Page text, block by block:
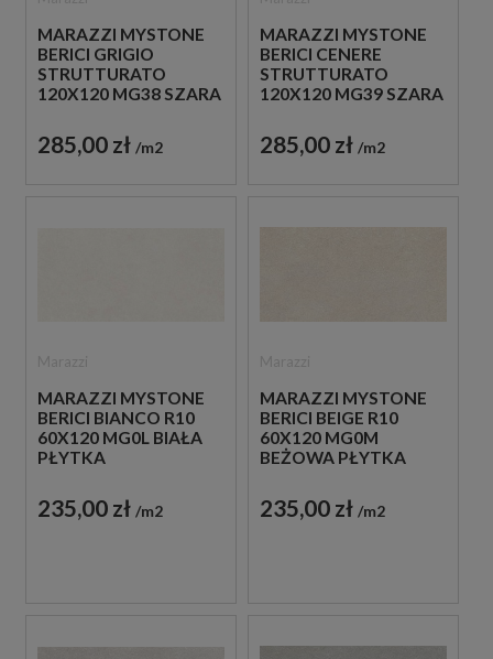
MARAZZI MYSTONE
BERICI GRIGIO
STRUTTURATO
120X120 MG38 SZARA
STRUKTURALNA
IMITUJĄCA KAMIEŃ
285,00 zł m2
MARAZZI MYSTONE
BERICI CENERE
STRUTTURATO
120X120 MG39 SZARA
STRUKTURALNA
IMITUJĄCA KAMIEŃ
285,00 zł m2
MARAZZI MYSTONE
BERICI BIANCO R10
60X120 MG0L BIAŁA
PŁYTKA
IMITUJĄCA KAMIEŃ
235,00 zł m2
MARAZZI MYSTONE
BERICI BEIGE R10
60X120 MG0M
BEŻOWA PŁYTKA
IMITUJĄCA KAMIEŃ
235,00 zł m2